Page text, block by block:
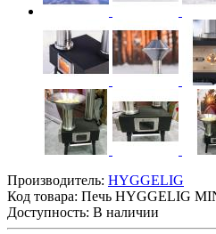
Производитель: HYGGELIG
Код товара: Печь HYGGELIG
Доступность: В наличии